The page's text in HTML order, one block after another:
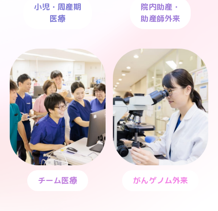
小児・周産期
医療
院内助産・
助産師外来
チーム医療 がんゲノム外来